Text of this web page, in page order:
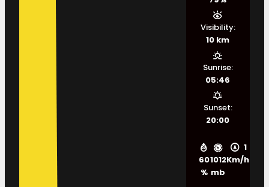
60
%
1012
mb
1
Km/h
Visibility:
10 km
Sunrise:
05:46
Sunset:
20:00